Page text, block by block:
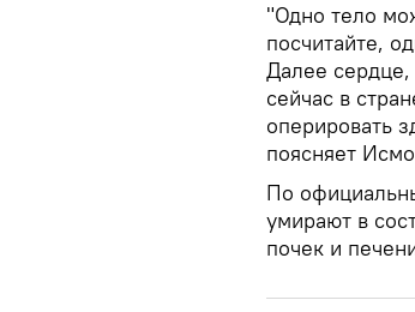
"Одно тело
посчитайте,
Далее сердце,
сейчас в
оперировать
поясняет
По
умирают в
почек и